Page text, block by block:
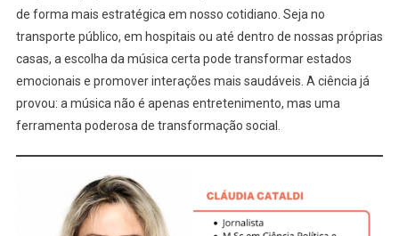
de forma mais estratégica em nosso cotidiano. Seja no
transporte público, em hospitais ou até dentro de nossas próprias
casas, a escolha da música certa pode transformar estados
emocionais e promover interações mais saudáveis. A ciência já
provou: a música não é apenas entretenimento, mas uma
ferramenta poderosa de transformação social.